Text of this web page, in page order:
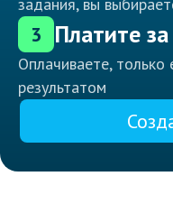
задания, вы
3 Платите
Оплачиваете,
результатом